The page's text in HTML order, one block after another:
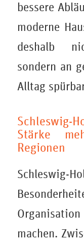
bessere
moderne
deshalb
sondern an
Alltag
Schleswig-
Stärke
Regionen
machen.